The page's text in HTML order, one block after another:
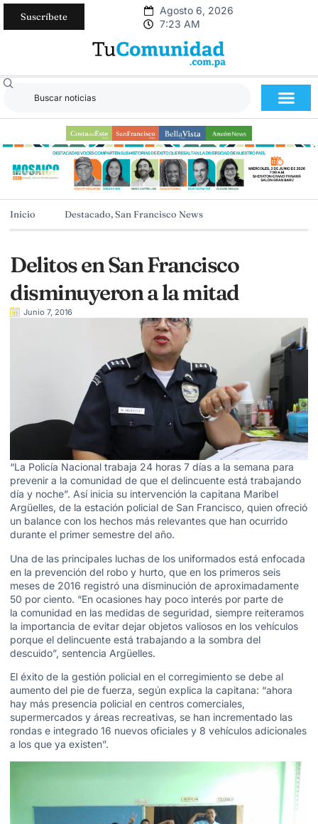
Suscríbete
Agosto 6, 2026
7:23 AM
Inicio Destacado,San Francisco News
Delitos en San Francisco
disminuyeron a la mitad
Junio 7, 2016
“La Policía Nacional trabaja 24 horas 7 días a la semana para
prevenir a la comunidad de que el delincuente está trabajando
día y noche”. Así inicia su intervención la capitana Maribel
Argüelles, de la estación policial de San Francisco, quien ofreció
un balance con los hechos más relevantes que han ocurrido
durante el primer semestre del año.
Una de las principales luchas de los uniformados está enfocada
en la prevención del robo y hurto, que en los primeros seis
meses de 2016 registró una disminución de aproximadamente
50 por ciento. “En ocasiones hay poco interés por parte de
la comunidad en las medidas de seguridad, siempre reiteramos
la importancia de evitar dejar objetos valiosos en los vehículos
porque el delincuente está trabajando a la sombra del
descuido”, sentencia Argüelles.
El éxito de la gestión policial en el corregimiento se debe al
aumento del pie de fuerza, según explica la capitana: “ahora
hay más presencia policial en centros comerciales,
supermercados y áreas recreativas, se han incrementado las
rondas e integrado 16 nuevos oficiales y 8 vehículos adicionales
a los que ya existen”.